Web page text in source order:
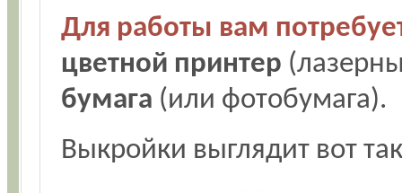
Для работы вам
цветной принтер
бумага (или фотобумага).
Выкройки выглядит вот